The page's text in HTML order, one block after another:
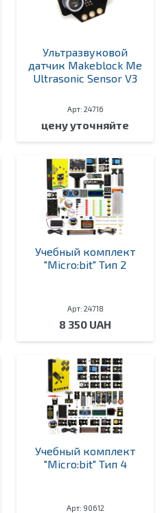
Ультразвуковой
датчик Makeblock Me
Ultrasonic Sensor V3
Арт: 24716
цену уточняйте
Учебный комплект
"Micro:bit" Тип 2
Арт: 24718
8 350 UAH
Учебный комплект
"Micro:bit" Тип 4
Арт: 90612